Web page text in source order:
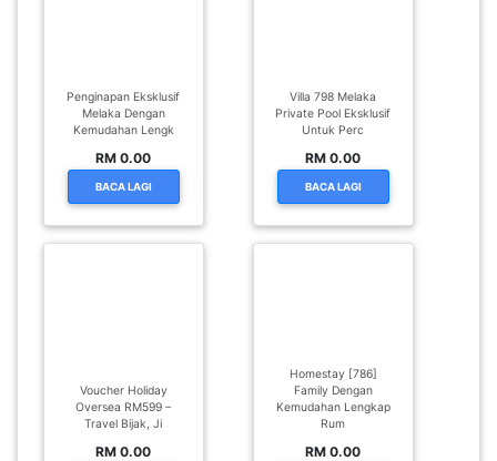
Penginapan Eksklusif
Melaka Dengan
Kemudahan Lengk
RM 0.00
BACA LAGI
Villa 798 Melaka
Private Pool Eksklusif
Untuk Perc
RM 0.00
BACA LAGI
Voucher Holiday
Oversea RM599 –
Travel Bijak, Ji
RM 0.00
Homestay [786]
Family Dengan
Kemudahan Lengkap
Rum
RM 0.00
SARAWAK(2)
JOHOR(8)
PERLIS(6)